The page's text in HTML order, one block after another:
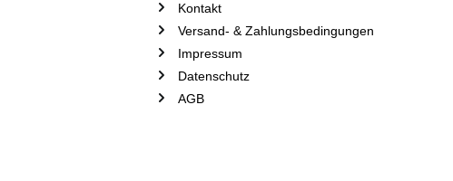
Kontakt
Versand- & Zahlungsbedingungen
Impressum
Datenschutz
AGB